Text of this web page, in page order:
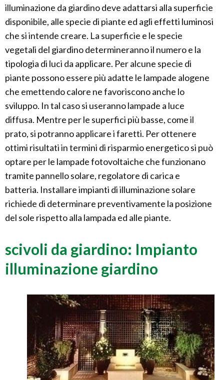
illuminazione da giardino deve adattarsi alla superficie
disponibile, alle specie di piante ed agli effetti luminosi
che si intende creare. La superficie e le specie
vegetali del giardino determineranno il numero e la
tipologia di luci da applicare. Per alcune specie di
piante possono essere più adatte le lampade alogene
che emettendo calore ne favoriscono anche lo
sviluppo. In tal caso si useranno lampade a luce
diffusa. Mentre per le superfici più basse, come il
prato, si potranno applicare i faretti. Per ottenere
ottimi risultati in termini di risparmio energetico si può
optare per le lampade fotovoltaiche che funzionano
tramite pannello solare, regolatore di carica e
batteria. Installare impianti di illuminazione solare
richiede di determinare preventivamente la posizione
del sole rispetto alla lampada ed alle piante.
scivoli da giardino: Impianto
illuminazione giardino